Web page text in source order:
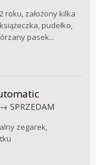
roku, założony kilka
pudełko,
pasek...
SPRZEDAM
zegarek,